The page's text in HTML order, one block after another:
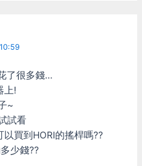
了很多錢…
上!
~
試看
買到HORI的搖桿嗎??
少錢??